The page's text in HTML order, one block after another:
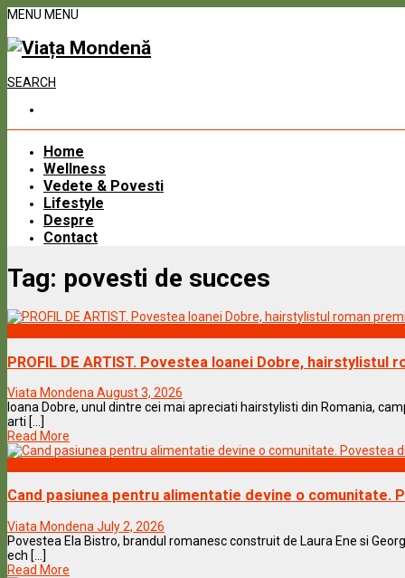
MENU MENU
SEARCH
Home
Wellness
Vedete & Povesti
Lifestyle
Despre
Contact
Tag: povesti de succes
PROFIL DE ARTIST. Povestea Ioanei Dobre,
Viata Mondena August 3, 2026
Ioana Dobre, unul dintre cei mai apreciati hairstylisti din Romania,
arti [...]
Read More
Cand pasiunea pentru alimentatie devine o comunitate.
Viata Mondena July 2, 2026
Povestea Ela Bistro, brandul romanesc construit de Laura Ene si
ech [...]
Read More